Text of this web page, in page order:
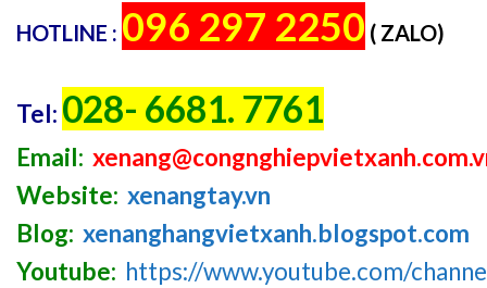
HOTLINE : 096 297 2250 ( ZALO)
Tel: 028- 6681. 7761
Email:
Website: xenangtay.vn
Blog: xenanghangvietxanh.blogspot.com
Youtube: https://www.youtube.com/